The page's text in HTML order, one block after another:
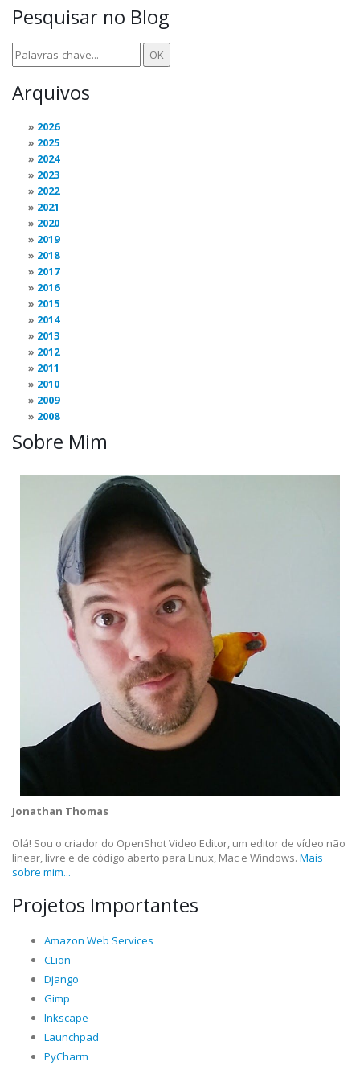
Pesquisar no Blog
Arquivos
2026
2025
2024
2023
2022
2021
2020
2019
2018
2017
2016
2015
2014
2013
2012
2011
2010
2009
2008
Sobre Mim
Jonathan Thomas
Olá! Sou o criador do OpenShot Video Editor, um editor de vídeo não
linear, livre e de código aberto para Linux, Mac e Windows. Mais
sobre mim...
Projetos Importantes
Amazon Web Services
CLion
Django
Gimp
Inkscape
Launchpad
PyCharm